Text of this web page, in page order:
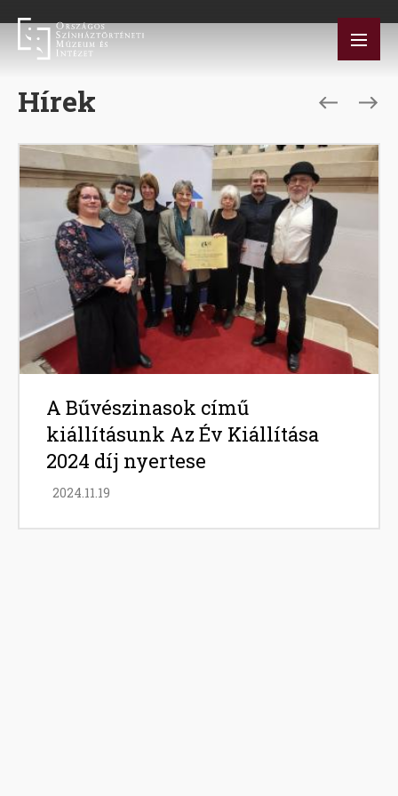
a
tartalomra
Hírek
Image
A Bűvészinasok című
kiállításunk Az Év Kiállítása
2024 díj nyertese
2024.11.19